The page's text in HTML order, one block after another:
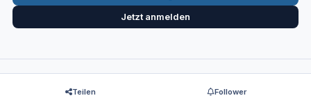
Jetzt anmelden
Teilen Follower